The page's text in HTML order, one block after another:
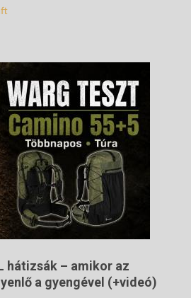
hátizsák – amikor az
a gyengével (+videó)